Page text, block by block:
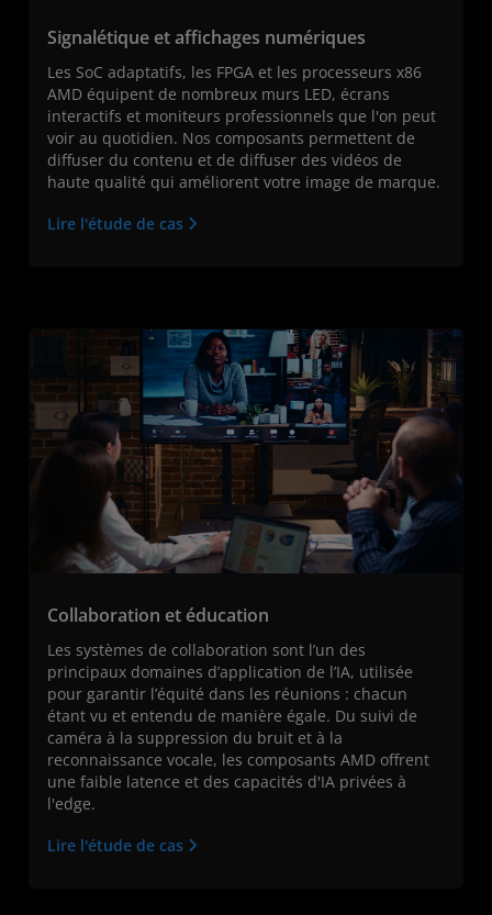
Signalétique et affichages numériques
Les SoC adaptatifs, les FPGA et les processeurs x86
AMD équipent de nombreux murs LED, écrans
interactifs et moniteurs professionnels que l'on peut
voir au quotidien. Nos composants permettent de
diffuser du contenu et de diffuser des vidéos de
haute qualité qui améliorent votre image de marque.
Lire l'étude de cas
Collaboration et éducation
Les systèmes de collaboration sont l’un des
principaux domaines d’application de l’IA, utilisée
pour garantir l’équité dans les réunions : chacun
étant vu et entendu de manière égale. Du suivi de
caméra à la suppression du bruit et à la
reconnaissance vocale, les composants AMD offrent
une faible latence et des capacités d'IA privées à
l'edge.
Lire l'étude de cas